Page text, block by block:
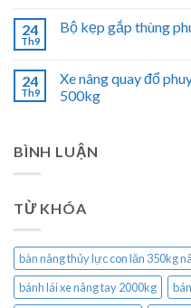
24
Th9
Bộ kẹp gắp thùng
24
Th9
Xe nâng quay đổ
500kg
BÌNH LUẬN
TỪ KHÓA
bàn nâng thủy lực con lăn 350kg
bánh lái xe nâng tay 2000kg